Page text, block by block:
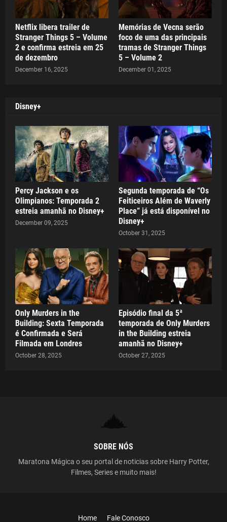
Netflix libera trailer de
Stranger Things 5 – Volume
2 e confirma estreia em 25
de dezembro
December 16, 2025
Memórias de Vecna serão
foco de uma das principais
tramas de Stranger Things
5 – Volume 2
December 01, 2025
Disney+
Percy Jackson e os
Olimpianos: Temporada 2
estreia amanhã no Disney+
December 09, 2025
Segunda temporada de “Os
Feiticeiros Além de Waverly
Place” já está disponível no
Disney+
October 31, 2025
Only Murders in the
Building: Sexta Temporada
é Confirmada e Será
Filmada em Londres
October 28, 2025
Episódio final da 5ª
temporada de Only Murders
in the Building estreia
amanhã no Disney+
October 27, 2025
SOBRE NÓS
Maratona Mágica o seu portal de noticias sobre Harry Potter,
Filmes, Series e muito mais!
Home Fale Conosco